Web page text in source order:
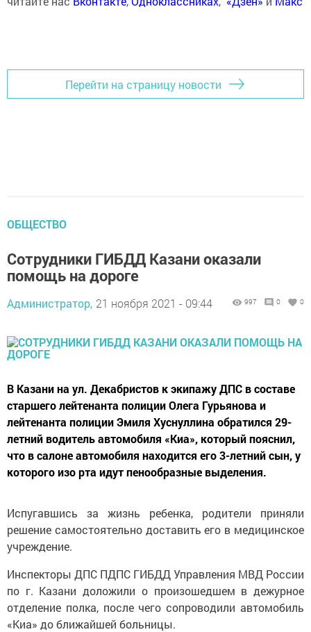
Перейти на страницу новости
ОБЩЕСТВО
Сотрудники ГИБДД Казани оказали
помощь на дороге
Администратор, 21 ноября 2021 - 09:44 997 0 0
В Казани на ул. Декабристов к экипажу ДПС в составе
старшего лейтенанта полиции Олега Гурьянова и
лейтенанта полиции Эмиля Хуснуллина обратился 29-
летний водитель автомобиля «Киа», который пояснил,
что в салоне автомобиля находится его 3-летний сын, у
которого изо рта идут пенообразные выделения.
Испугавшись за жизнь ребенка, родители приняли
решение самостоятельно доставить его в медицинское
учреждение.
Инспекторы ДПС ПДПС ГИБДД Управления МВД России
по г. Казани доложили о произошедшем в дежурное
отделение полка, после чего сопроводили автомобиль
«Киа» до ближайшей больницы.